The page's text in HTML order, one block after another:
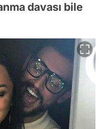
davası bile